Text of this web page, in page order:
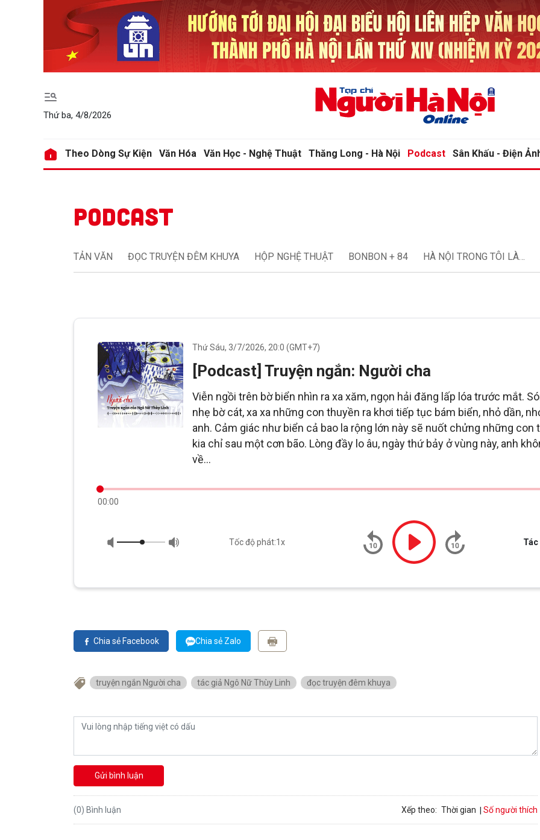
Thứ ba, 4/8/2026
Theo Dòng Sự Kiện Văn Hóa Văn Học - Nghệ Thuật Thăng Long - Hà Nội Podcast Sân Khấu - Điện
PODCAST
TẢN VĂN ĐỌC TRUYỆN ĐÊM KHUYA HỘP NGHỆ THUẬT BONBON + 84 HÀ NỘI TRONG TÔI LÀ…
Tốc độ phát:1x
00:00
Thứ Sáu, 3/7/2026, 20:0 (GMT+7)
[Podcast] Truyện ngắn: Người cha
Viễn ngồi trên bờ biển nhìn ra xa xăm, ngọn hải đăng lấp lóa trước mắt.
nhẹ bờ cát, xa xa những con thuyền ra khơi tiếp tục bám biển, nhỏ dần,
anh. Cảm giác như biển cả bao la rộng lớn này sẽ nuốt chửng những con
kia chỉ sau một cơn bão. Lòng đầy lo âu, ngày thứ bảy ở vùng này, anh
về...
Tác
Chia sẻ Facebook Chia sẻ Zalo
truyện ngắn Người cha tác giả Ngô Nữ Thùy Linh đọc truyện đêm khuya
Gửi bình luận
(0) Bình luận Xếp theo: Thời gian Số người thích
Gửi bình luận
Gửi bình luận